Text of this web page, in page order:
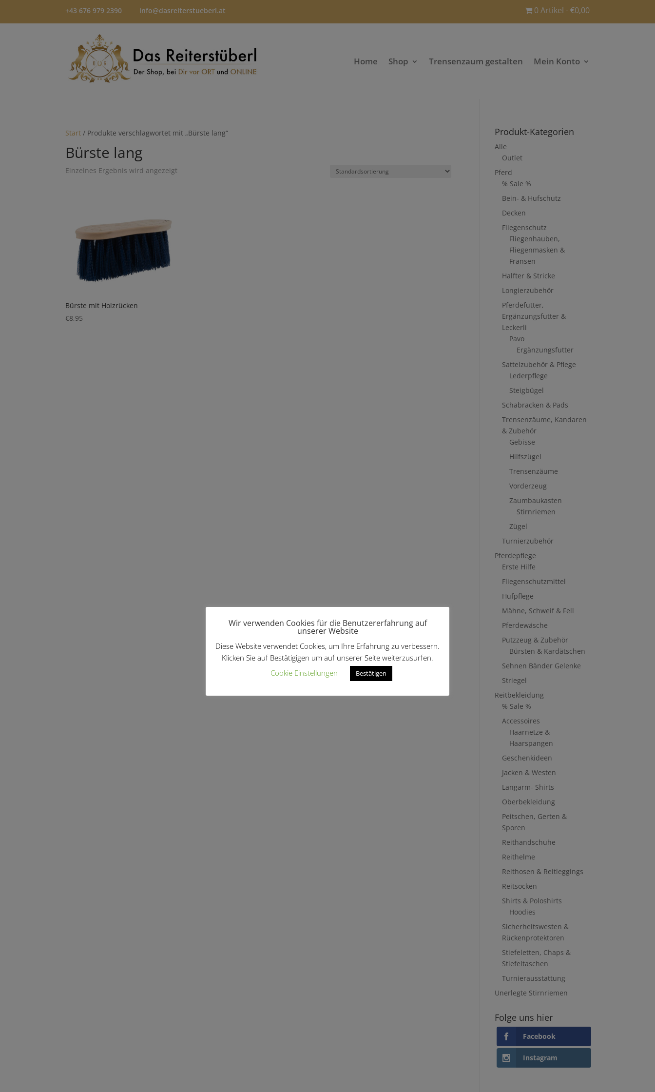
+43 676 979 2390 info@dasreiterstueberl.at 0 Artikel €0,00
Home Shop Trensenzaum gestalten Mein Konto
Start / Produkte verschlagwortet mit „Bürste lang“
Bürste lang
Einzelnes Ergebnis wird angezeigt
Bürste mit Holzrücken
€8,95
Produkt-Kategorien
Alle
Outlet
Pferd
% Sale %
Bein- & Hufschutz
Decken
Fliegenschutz
Fliegenhauben,
Fliegenmasken &
Fransen
Halfter & Stricke
Longierzubehör
Pferdefutter,
Ergänzungsfutter &
Leckerli
Pavo
Ergänzungsfutter
Sattelzubehör & Pflege
Lederpflege
Steigbügel
Schabracken & Pads
Trensenzäume, Kandaren
& Zubehör
Gebisse
Hilfszügel
Trensenzäume
Vorderzeug
Zaumbaukasten
Stirnriemen
Zügel
Turnierzubehör
Pferdepflege
Erste Hilfe
Fliegenschutzmittel
Hufpflege
Mähne, Schweif & Fell
Pferdewäsche
Putzzeug & Zubehör
Bürsten & Kardätschen
Sehnen Bänder Gelenke
Striegel
Reitbekleidung
% Sale %
Accessoires
Haarnetze &
Haarspangen
Geschenkideen
Jacken & Westen
Langarm- Shirts
Oberbekleidung
Peitschen, Gerten &
Sporen
Reithandschuhe
Reithelme
Reithosen & Reitleggings
Reitsocken
Shirts & Poloshirts
Hoodies
Sicherheitswesten &
Rückenprotektoren
Stiefeletten, Chaps &
Stiefeltaschen
Turnierausstattung
Unerlegte Stirnriemen
Folge uns hier
Facebook
Instagram
Wir verwenden Cookies für die Benutzererfahrung auf
unserer Website
Diese Website verwendet Cookies, um Ihre Erfahrung zu verbessern.
Klicken Sie auf Bestätigigen um auf unserer Seite weiterzusurfen.
Cookie Einstellungen
Bestätigen